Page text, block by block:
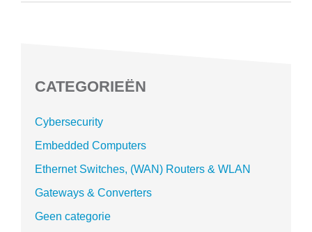
CATEGORIEËN
Cybersecurity
Embedded Computers
Ethernet Switches, (WAN) Routers & WLAN
Gateways & Converters
Geen categorie